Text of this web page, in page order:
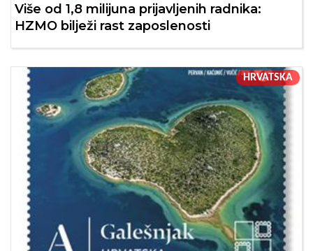
Više od 1,8 milijuna prijavljenih radnika:
HZMO bilježi rast zaposlenosti
HRVATSKA